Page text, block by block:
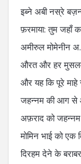
इब्ने अबी नस्रे
फ़रमाया: तुम जहाँ
अमीरुल मोमेनीन अ.
औरत और हर
और यह कि पूरे
जहन्नम की आग से
अफ़राद को
मोमिन भाई को
दिरहम देने के